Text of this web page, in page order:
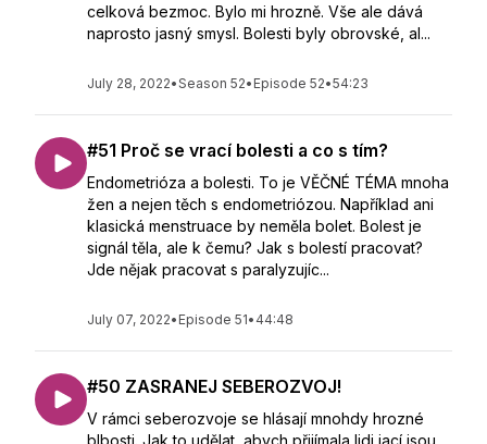
celková bezmoc. Bylo mi hrozně. Vše ale dává
naprosto jasný smysl. Bolesti byly obrovské, al...
July 28, 2022•Season 52• Episode 52•54:23
#51 Proč se vrací bolesti a co s tím?
Endometrióza a bolesti. To je VĚČNÉ TÉMA mnoha
žen a nejen těch s endometriózou. Například ani
klasická menstruace by neměla bolet. Bolest je
signál těla, ale k čemu? Jak s bolestí pracovat?
Jde nějak pracovat s paralyzujíc...
July 07, 2022• Episode 51• 44:48
#50 ZASRANEJ SEBEROZVOJ!
V rámci seberozvoje se hlásají mnohdy hrozné
blbosti. Jak to udělat, abych přijímala lidi jací jsou